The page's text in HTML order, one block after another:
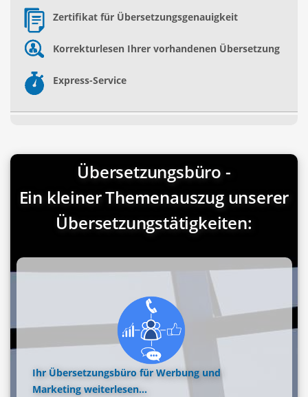
Zertifikat für Übersetzungsgenauigkeit
Korrekturlesen Ihrer vorhandenen Übersetzung
Express-Service
Übersetzungsbüro -
Ein kleiner Themenauszug unserer
Übersetzungstätigkeiten:
Ihr Übersetzungsbüro für Werbung und
Marketing weiterlesen...